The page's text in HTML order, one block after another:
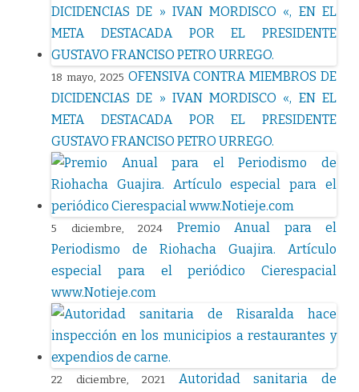
18 mayo, 2025 OFENSIVA CONTRA MIEMBROS DE
DICIDENCIAS DE » IVAN MORDISCO «, EN EL
META DESTACADA POR EL PRESIDENTE
GUSTAVO FRANCISO PETRO URREGO.
5 diciembre, 2024
Premio Anual para el
Periodismo de Riohacha Guajira. Artículo
especial para el periódico Cierespacial
www.Notieje.com
22 diciembre, 2021
Autoridad sanitaria de